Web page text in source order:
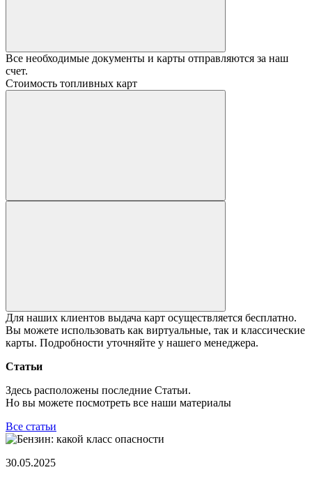
Все необходимые документы и карты отправляются за наш
счет.
Стоимость топливных карт
Для наших клиентов выдача карт осуществляется бесплатно.
Вы можете использовать как виртуальные, так и классические
карты. Подробности уточняйте у нашего менеджера.
Статьи
Здесь расположены последние Статьи.
Но вы можете посмотреть все наши материалы
Все статьи
30.05.2025